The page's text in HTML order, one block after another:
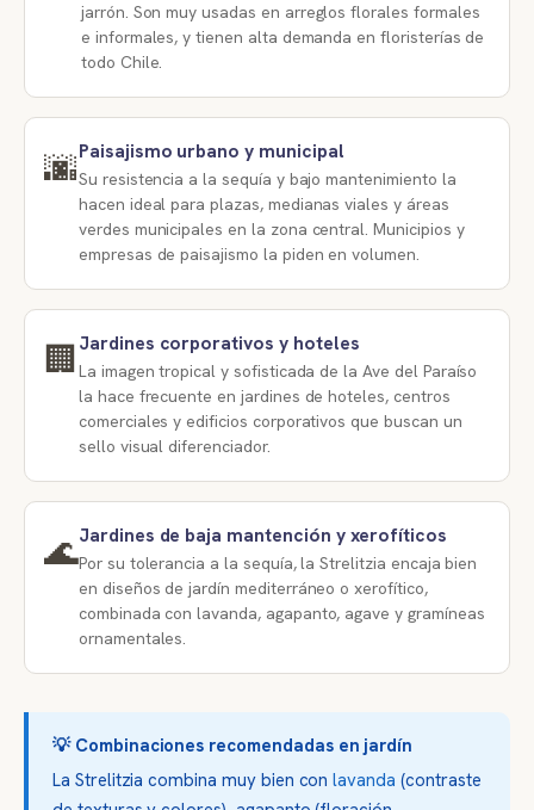
jarrón. Son muy usadas en arreglos florales formales
e informales, y tienen alta demanda en floristerías de
todo Chile.
🌆Paisajismo urbano y municipal
Su resistencia a la sequía y bajo mantenimiento la
hacen ideal para plazas, medianas viales y áreas
verdes municipales en la zona central. Municipios y
empresas de paisajismo la piden en volumen.
🏢Jardines corporativos y hoteles
La imagen tropical y sofisticada de la Ave del Paraíso
la hace frecuente en jardines de hoteles, centros
comerciales y edificios corporativos que buscan un
sello visual diferenciador.
🌊Jardines de baja mantención y xerofíticos
Por su tolerancia a la sequía, la Strelitzia encaja bien
en diseños de jardín mediterráneo o xerofítico,
combinada con lavanda, agapanto, agave y gramíneas
ornamentales.
💡 Combinaciones recomendadas en jardín
La Strelitzia combina muy bien conlavanda (contraste